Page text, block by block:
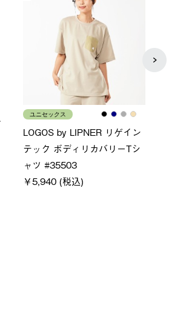
メンズ
クールタッチリラックスＴシ
ャツ
￥4,400 (税込)